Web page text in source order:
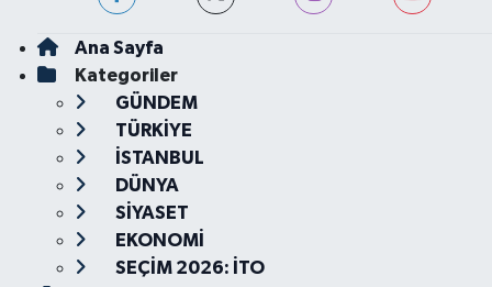
Ana Sayfa
Kategoriler
GÜNDEM
TÜRKİYE
İSTANBUL
DÜNYA
SİYASET
EKONOMİ
SEÇİM 2026: İTO